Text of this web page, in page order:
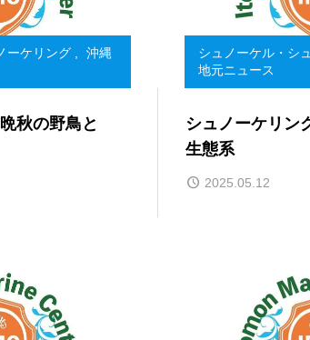
ーケリング ,
沖縄
秋の野鳥と
シュノーケル・シ
地元ニュース
シュノーケリン
生態系
2025.05.12